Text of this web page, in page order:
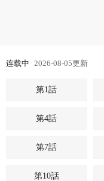
连载中 2026-08-05更新
第1話
第4話
第7話
第10話